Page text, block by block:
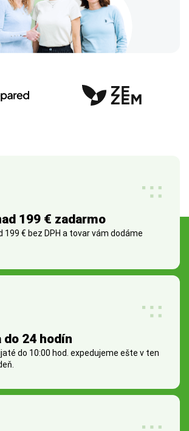
199 € zadarmo
199 € bez DPH a tovar vám dodáme
do 24 hodín
do 10:00 hod. expedujeme ešte v ten